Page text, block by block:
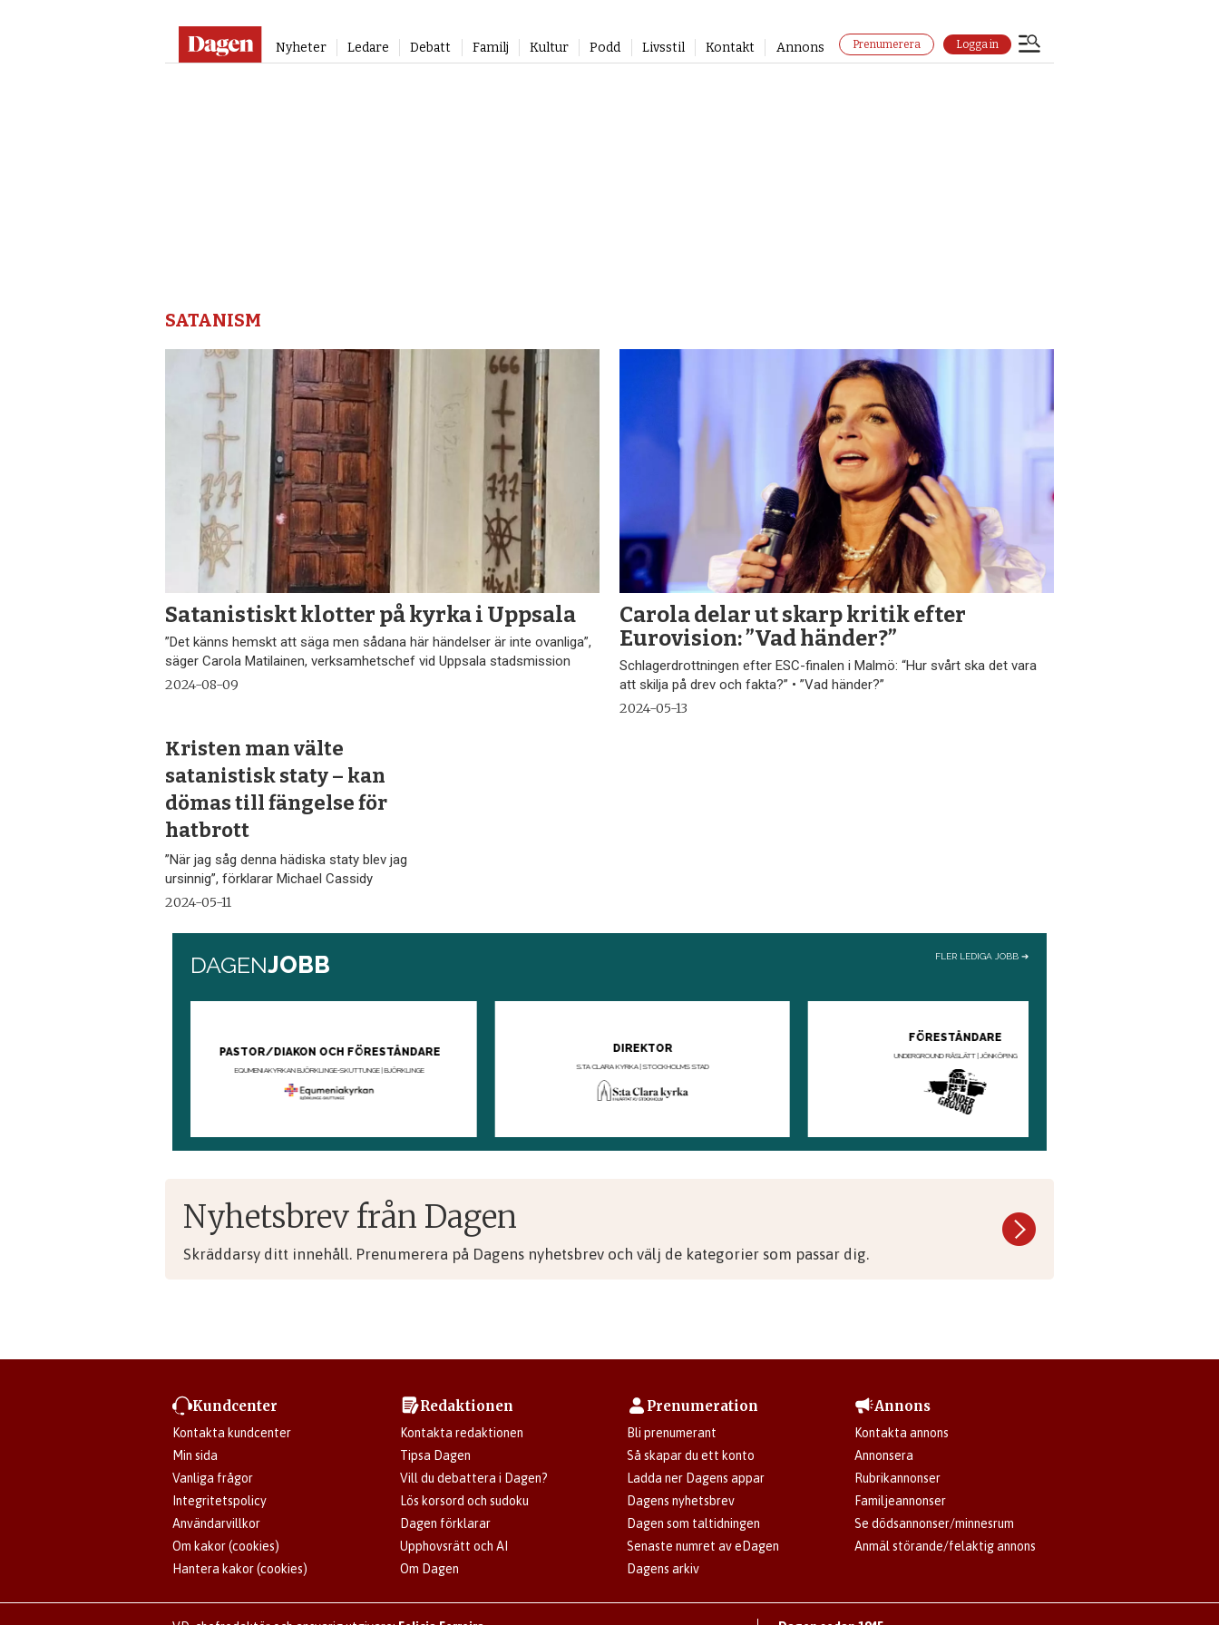
Nyheter Ledare Debatt Familj Kultur Podd Livsstil Kontakt Annons Prenumerera Logga in
SATANISM
Satanistiskt klotter på kyrka i Uppsala
”Det känns hemskt att säga men sådana här händelser är inte ovanliga”,
säger Carola Matilainen, verksamhetschef vid Uppsala stadsmission
2024-08-09
Carola delar ut skarp kritik efter
Eurovision: ”Vad händer?”
Schlagerdrottningen efter ESC-finalen i Malmö: “Hur svårt ska det vara
att skilja på drev och fakta?” • ”Vad händer?”
2024-05-13
Kristen man välte
satanistisk staty – kan
dömas till fängelse för
hatbrott
”När jag såg denna hädiska staty blev jag
ursinnig”, förklarar Michael Cassidy
2024-05-11
Nyhetsbrev från Dagen
Skräddarsy ditt innehåll. Prenumerera på Dagens nyhetsbrev och välj de kategorier som passar dig.
Kundcenter
Kontakta kundcenter
Min sida
Vanliga frågor
Integritetspolicy
Användarvillkor
Om kakor (cookies)
Hantera kakor (cookies)
Redaktionen
Kontakta redaktionen
Tipsa Dagen
Vill du debattera i Dagen?
Lös korsord och sudoku
Dagen förklarar
Upphovsrätt och AI
Om Dagen
Prenumeration
Bli prenumerant
Så skapar du ett konto
Ladda ner Dagens appar
Dagens nyhetsbrev
Dagen som taltidningen
Senaste numret av eDagen
Dagens arkiv
Annons
Kontakta annons
Annonsera
Rubrikannonser
Familjeannonser
Se dödsannonser/minnesrum
Anmäl störande/felaktig annons